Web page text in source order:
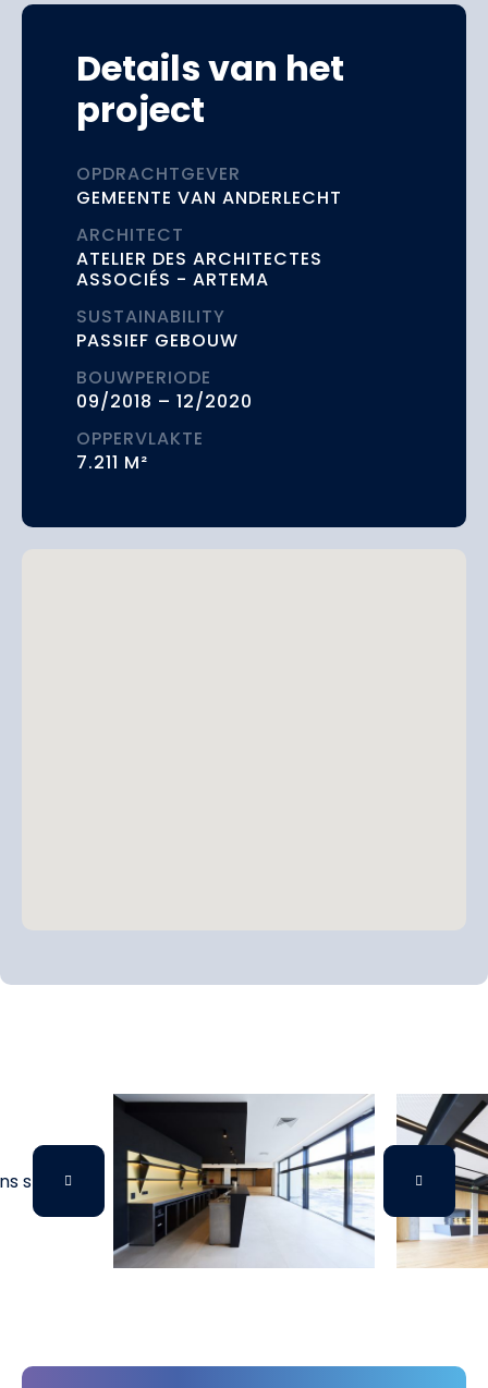
Details van het
project
OPDRACHTGEVER
GEMEENTE VAN ANDERLECHT
ARCHITECT
ATELIER DES ARCHITECTES
ASSOCIÉS - ARTEMA
SUSTAINABILITY
PASSIEF GEBOUW
BOUWPERIODE
09/2018 – 12/2020
OPPERVLAKTE
7.211 M²